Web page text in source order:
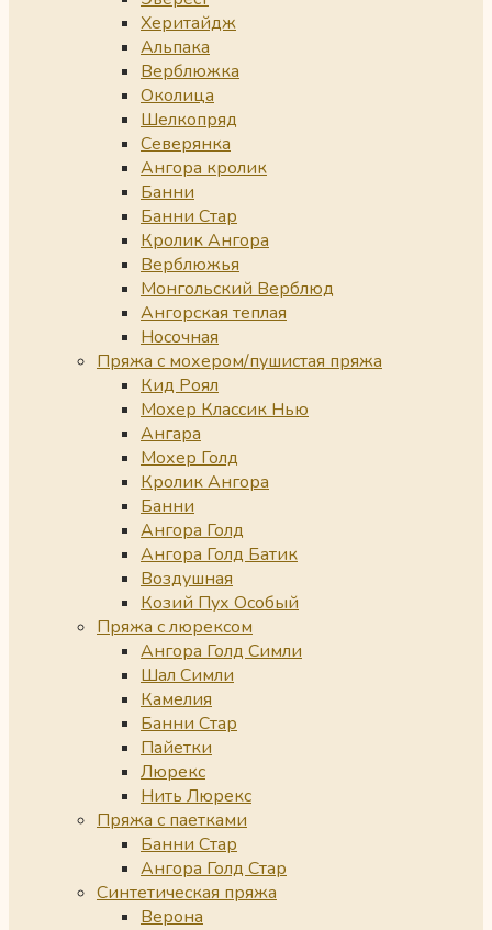
Херитайдж
Альпака
Верблюжка
Околица
Шелкопряд
Северянка
Ангора кролик
Банни
Банни Стар
Кролик Ангора
Верблюжья
Монгольский Верблюд
Ангорская теплая
Носочная
Пряжа с мохером/пушистая пряжа
Кид Роял
Мохер Классик Нью
Ангара
Мохер Голд
Кролик Ангора
Банни
Ангора Голд
Ангора Голд Батик
Воздушная
Козий Пух Особый
Пряжа с люрексом
Ангора Голд Симли
Шал Симли
Камелия
Банни Стар
Пайетки
Люрекс
Нить Люрекс
Пряжа с паетками
Банни Стар
Ангора Голд Стар
Синтетическая пряжа
Верона